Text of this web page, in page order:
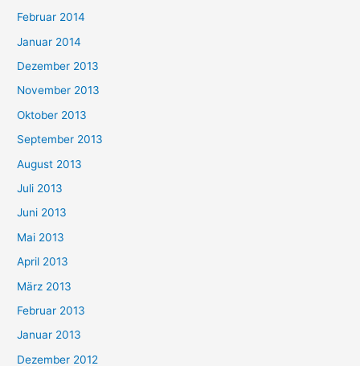
Februar 2014
Januar 2014
Dezember 2013
November 2013
Oktober 2013
September 2013
August 2013
Juli 2013
Juni 2013
Mai 2013
April 2013
März 2013
Februar 2013
Januar 2013
Dezember 2012